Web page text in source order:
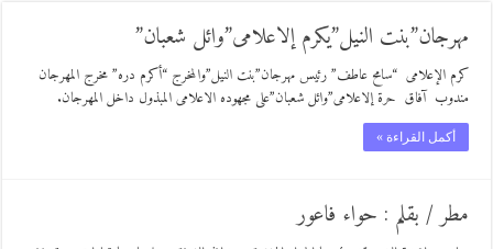
مهرجان”بنت النيل”يكرم إلاعلامى”وائل شعبان”
كرم الإعلامى “سامح عاطف” رئيس مهرجان”بنت النيل”والمخرج “أكرم دره” مخرج المهرجان
مندوب آفاق حرة إلاعلامى”وائل شعبان”على مجهوده الاعلامى المبذول داخل المهرجان.
أكمل القراءة »
مطر / بقلم : حواء فاعور